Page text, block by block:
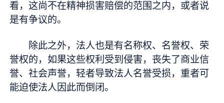
看，这尚不在精神损害赔偿的范围之内，或者说
是有争议的。
除此之外，法人也是有名称权、名誉权、荣
誉权的，如果这些权利受到侵害，丧失了商业信
誉、社会声誉，轻者导致法人名誉受损，重者可
能迫使法人因此而倒闭。